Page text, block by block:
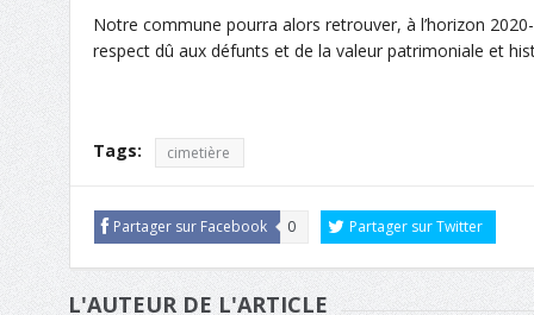
Notre commune pourraalorsretrouver, à l’horizon 2020
respect dû aux défunts et de la valeur patrimoniale et
Tags: cimetière
Partager sur Facebook 0 Partager sur Twitter
L'AUTEUR DE L'ARTICLE